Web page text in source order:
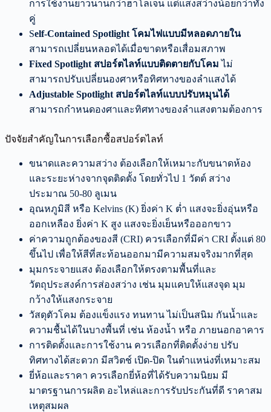
การใช้งานยาวนานกว่าฮาโลเจน แต่แสงสว่างน้อยกว่าทั้ง
คู่
Self-Contained Spotlight โคมไฟแบบมีหลอดภายใน
สามารถเปลี่ยนหลอดได้เมื่อขาดหรือเสื่อมสภาพ
Fixed Spotlight สปอร์ตไลท์แบบติดตายกับโคม ไม่
สามารถปรับเปลี่ยนองศาหรือทิศทางของลำแสงได้
Adjustable Spotlight สปอร์ตไลท์แบบปรับหมุนได้
สามารถกำหนดองศาและทิศทางของลำแสงตามต้องการ
ปัจจัยสำคัญในการเลือกซื้อสปอร์ตไลท์
ขนาดและความสว่าง ต้องเลือกให้เหมาะกับขนาดห้อง
และระยะห่างจากจุดติดตั้ง โดยทั่วไป 1 วัตต์ สว่าง
ประมาณ 50-80 ลูเมน
อุณหภูมิสี หรือ Kelvins (K) ยิ่งค่า K ต่ำ แสงจะยิ่งอุ่นหรือ
ออกเหลือง ยิ่งค่า K สูง แสงจะยิ่งเย็นหรือออกขาว
ค่าความถูกต้องของสี (CRI) ควรเลือกที่มีค่า CRI ตั้งแต่ 80
ขึ้นไป เพื่อให้สีที่สะท้อนออกมามีความสมจริงมากที่สุด
มุมกระจายแสง ต้องเลือกให้ตรงตามพื้นที่และ
วัตถุประสงค์การส่องสว่าง เช่น มุมแคบให้แสงจุด มุม
กว้างให้แสงกระจาย
วัสดุตัวโคม ต้องแข็งแรง ทนทาน ไม่เป็นสนิม กันน้ำและ
ความชื้นได้ในบางพื้นที่ เช่น ห้องน้ำ หรือ ภายนอกอาคาร
การติดตั้งและการใช้งาน ควรเลือกที่ติดตั้งง่าย ปรับ
ทิศทางได้สะดวก มีสวิตช์ เปิด-ปิด ในตำแหน่งที่เหมาะสม
ยี่ห้อและราคา ควรเลือกยี่ห้อที่ได้รับความนิยม มี
มาตรฐานการผลิต อะไหล่และการรับประกันที่ดี ราคาสม
เหตุสมผล